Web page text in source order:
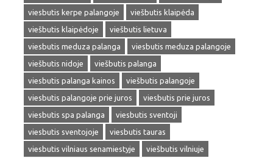
viesbutis kerpe palangoje
viešbutis klaipėda
viešbutis klaipėdoje
viešbutis lietuva
viesbutis meduza palanga
viesbutis meduza palangoje
viešbutis nidoje
viešbutis palanga
viesbutis palanga kainos
viešbutis palangoje
viesbutis palangoje prie juros
viesbutis prie juros
viesbutis spa palanga
viesbutis sventoji
viesbutis sventojoje
viesbutis tauras
viesbutis vilniaus senamiestyje
viešbutis vilniuje